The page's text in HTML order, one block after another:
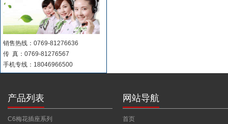
销售热线：0769-81276636
传 真：0769-81276567
手机专线：18046966500
产品列表
C6梅花插座系列
网站导航
首页